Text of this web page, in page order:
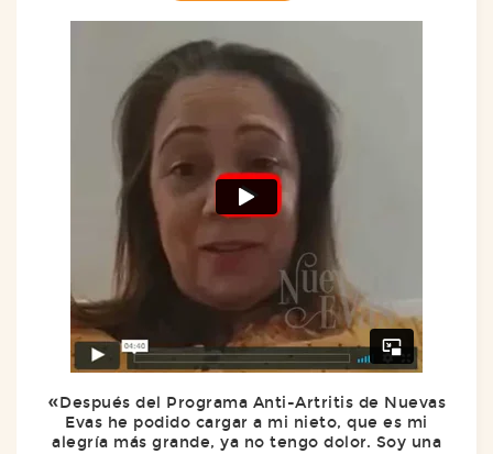
Después del Programa Anti-Artritis de Nuevas
Evas he podido cargar a mi nieto, que es mi
alegría más grande, ya no tengo dolor. Soy una